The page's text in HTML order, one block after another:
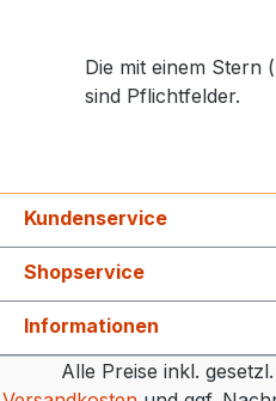
Die mit einem Stern
sind Pflichtfelder.
Kundenservice
Shopservice
Informationen
Alle Preise inkl.